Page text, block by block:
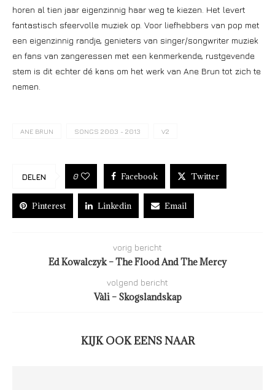
horen al tien jaar eigenzinnig haar weg te kiezen. Het levert
fantastisch sfeervolle muziek op. Voor liefhebbers van pop met
een eigenzinnig randje, genieters van singer/songwriter muziek
en fans van zangeressen met een kenmerkende, rustgevende
stem is dit echter dé kans om het werk van Ane Brun tot zich te
nemen.
ANE BRUN SONGS 2003 - 2013 V2
DELEN 0 Facebook Twitter
Pinterest Linkedin Email
vorig bericht
Ed Kowalczyk – The Flood And The Mercy
volgend bericht
Vàli – Skogslandskap
KIJK OOK EENS NAAR